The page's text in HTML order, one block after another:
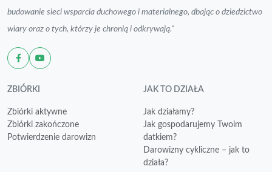
budowanie sieci wsparcia duchowego i materialnego, dbając o dziedzictwo
wiary oraz o tych, którzy je chronią i odkrywają."
ZBIÓRKI
Zbiórki aktywne
Zbiórki zakończone
Potwierdzenie darowizn
JAK TO DZIAŁA
Jak działamy?
Jak gospodarujemy Twoim
datkiem?
Darowizny cykliczne – jak to
działa?